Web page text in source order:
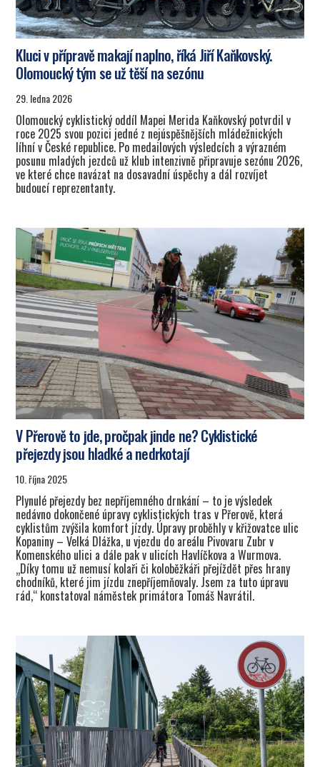
Kluci v přípravě makají naplno, říká Jiří Kaňkovský.
Olomoucký tým se už těší na sezónu
29. ledna 2026
Olomoucký cyklistický oddíl Mapei Merida Kaňkovský potvrdil v
roce 2025 svou pozici jedné z nejúspěšnějších mládežnických
líhní v České republice. Po medailových výsledcích a výrazném
posunu mladých jezdců už klub intenzivně připravuje sezónu 2026,
ve které chce navázat na dosavadní úspěchy a dál rozvíjet
budoucí reprezentanty.
V Přerově to jde, pročpak jinde ne? Cyklistické
přejezdy jsou hladké a nedrkotají
10. října 2025
Plynulé přejezdy bez nepříjemného drnkání – to je výsledek
nedávno dokončené úpravy cyklistických tras v Přerově, která
cyklistům zvýšila komfort jízdy. Úpravy proběhly v křižovatce ulic
Kopaniny – Velká Dlážka, u vjezdu do areálu Pivovaru Zubr v
Komenského ulici a dále pak v ulicích Havlíčkova a Wurmova.
„Díky tomu už nemusí kolaři či koloběžkáři přejíždět přes hrany
chodníků, které jim jízdu znepříjemňovaly. Jsem za tuto úpravu
rád,“ konstatoval náměstek primátora Tomáš Navrátil.